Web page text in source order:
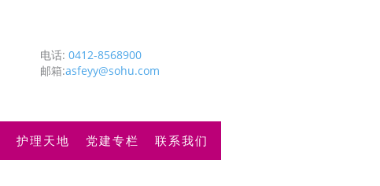
电话: 0412-8568900
邮箱:asfeyy@sohu.com
护理天地 党建专栏 联系我们